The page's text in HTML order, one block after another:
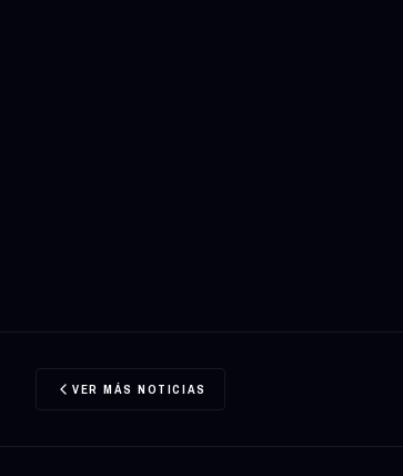
VER MÁS NOTICIAS